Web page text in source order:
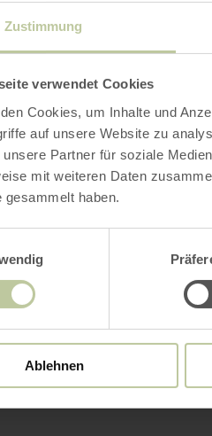
Zustimmung
verwendet Cookies
Cookies, um Inhalte und
auf unsere Website zu
unsere Partner für soziale
mit weiteren Daten
gesammelt haben.
Ablehnen